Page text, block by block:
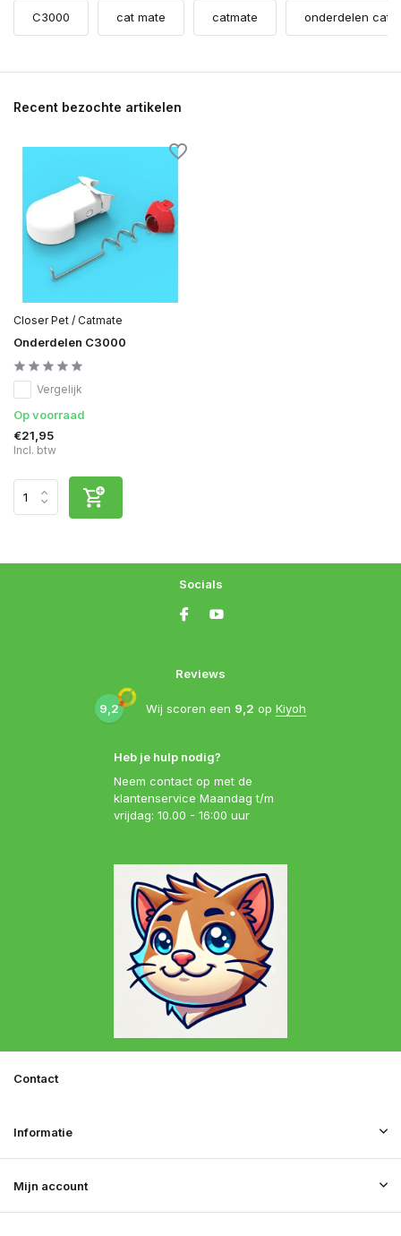
C3000 cat mate catmate onderdelen
Recent bezochte artikelen
Closer Pet / Catmate
Onderdelen C3000
Vergelijk
Op voorraad
€21,95
Incl. btw
Heb je hulp nodig?
Neem contact op met de
klantenservice Maandag t/m
vrijdag: 10.00 - 16:00 uur
Reviews
9,2 Wij scoren een 9,2 op Kiyoh
Socials
Mijn account
Informatie
Contact